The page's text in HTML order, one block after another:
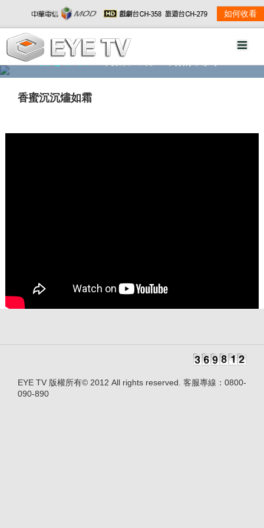
如何收看
精彩影音 劇情大綱
香蜜沉沉燼如霜
EYE TV 版權所有© 2012 All rights reserved. 客服專線：0800-
090-890